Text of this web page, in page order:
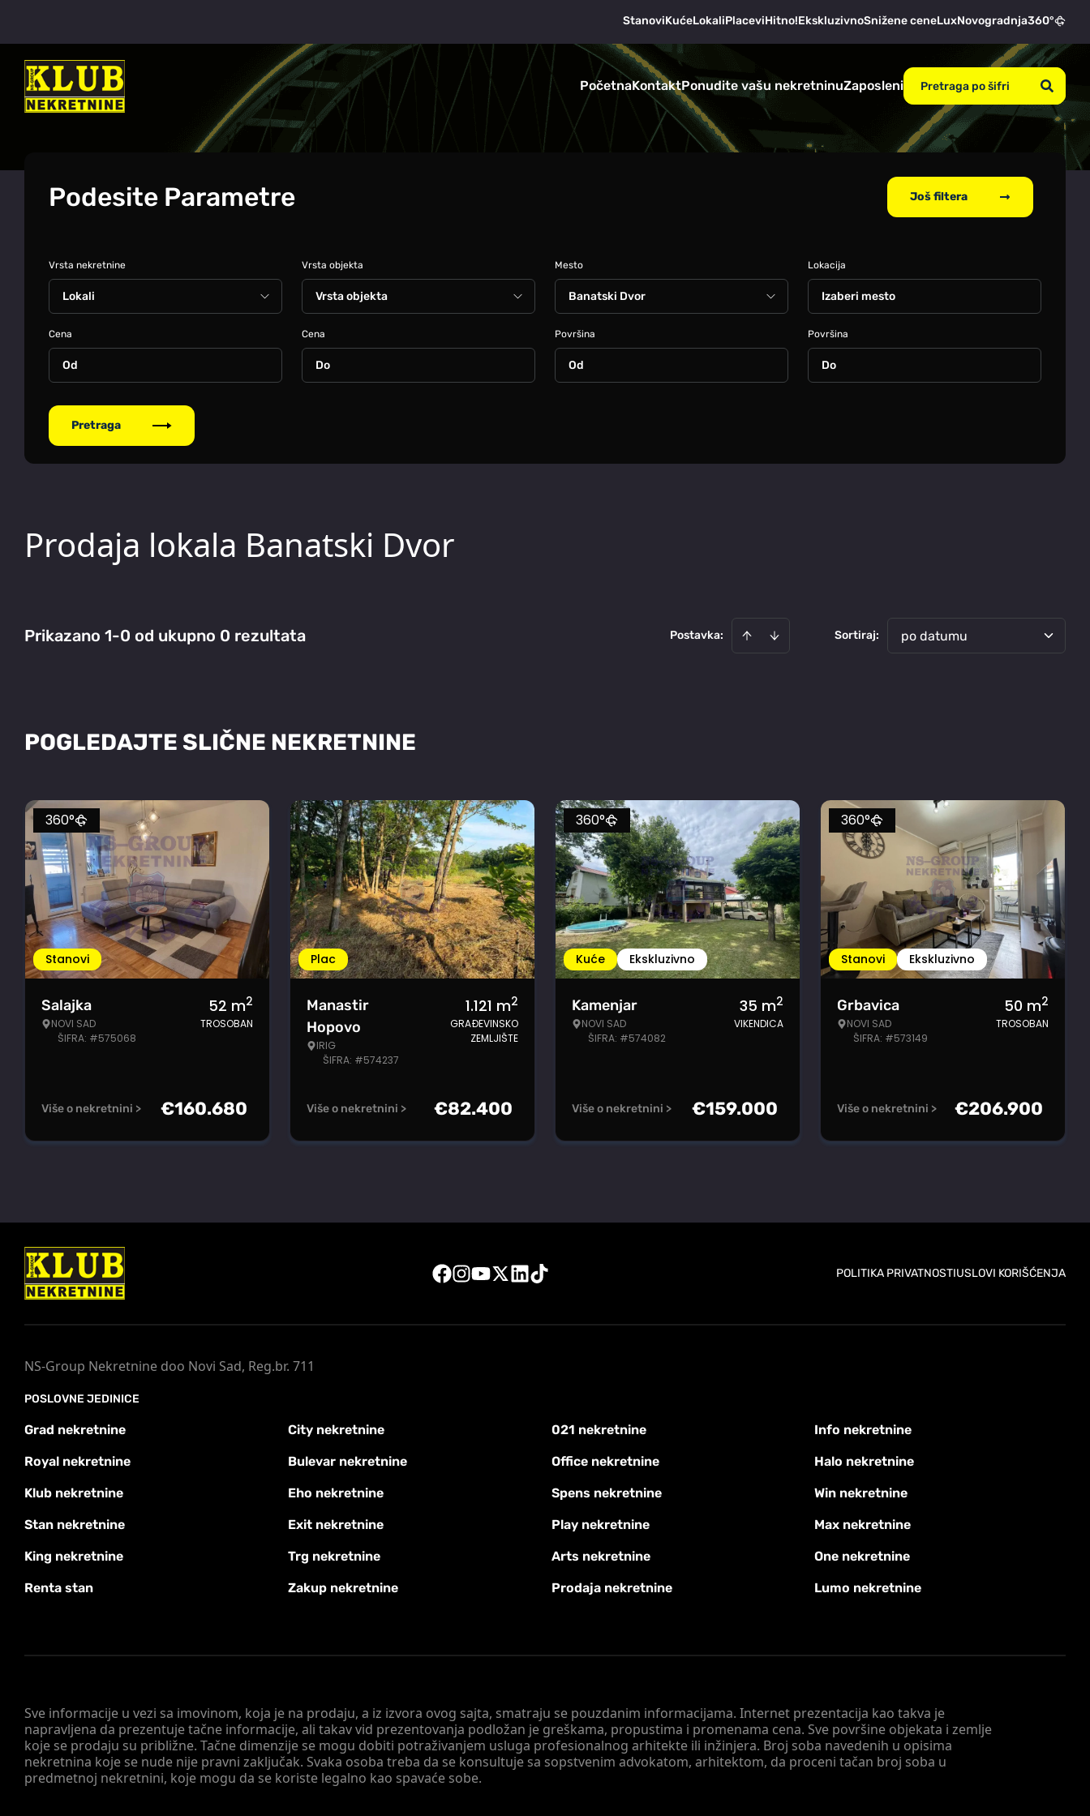
StanoviKućeLokaliPlaceviHitno!EkskluzivnoSnižene ceneLuxNovogradnja360°
PočetnaKontaktPonudite vašu nekretninuZaposleni
Podesite Parametre Još filtera
Vrsta nekretnine Vrsta objekta Mesto Lokacija
Izaberi mesto
Cena Cena Površina Površina
Pretraga
Prodaja lokala Banatski Dvor
Prikazano 1-0 od ukupno 0 rezultata Postavka: Sortiraj: po datumu
POGLEDAJTE SLIČNE NEKRETNINE
Stanovi
360°
Salajka
NOVI SAD
ŠIFRA: #575068
52 m2
TROSOBAN
Više o nekretnini > €160.680
Plac
Manastir
Hopovo
IRIG
ŠIFRA: #574237
1.121 m2
GRAĐEVINSKO
ZEMLJIŠTE
Više o nekretnini > €82.400
Kuće Ekskluzivno
360°
Kamenjar
NOVI SAD
ŠIFRA: #574082
35 m2
VIKENDICA
Više o nekretnini > €159.000
Stanovi Ekskluzivno
360°
Grbavica
NOVI SAD
ŠIFRA: #573149
50 m2
TROSOBAN
Više o nekretnini > €206.900
POLITIKA PRIVATNOSTIUSLOVI KORIŠĆENJA
Sve informacije u vezi sa imovinom, koja je na prodaju, a iz izvora ovog sajta, smatraju se pouzdanim informacijama. Internet prezentacija kao takva je
napravljena da prezentuje tačne informacije, ali takav vid prezentovanja podložan je greškama, propustima i promenama cena. Sve površine objekata i zemlje
koje se prodaju su približne. Tačne dimenzije se mogu dobiti potraživanjem usluga profesionalnog arhitekte ili inžinjera. Broj soba navedenih u opisima
nekretnina koje se nude nije pravni zaključak. Svaka osoba treba da se konsultuje sa sopstvenim advokatom, arhitektom, da proceni tačan broj soba u
predmetnoj nekretnini, koje mogu da se koriste legalno kao spavaće sobe.
NS-Group Nekretnine doo Novi Sad, Reg.br. 711
POSLOVNE JEDINICE
Grad nekretnine City nekretnine 021 nekretnine Info nekretnine
Royal nekretnine Bulevar nekretnine Office nekretnine Halo nekretnine
Klub nekretnine Eho nekretnine Spens nekretnine Win nekretnine
Stan nekretnine Exit nekretnine Play nekretnine Max nekretnine
King nekretnine Trg nekretnine Arts nekretnine One nekretnine
Renta stan Zakup nekretnine Prodaja nekretnine Lumo nekretnine